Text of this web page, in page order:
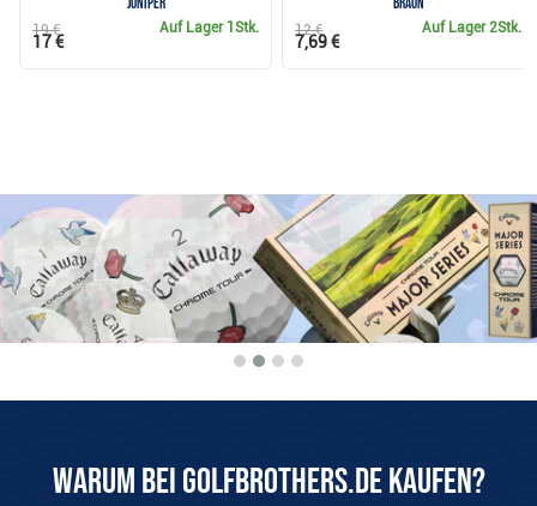
Auf Lager 1Stk.
19 €
17 €
Auf Lager2Stk.
12 €
7,69 €
Warum bei Golfbrothers.de kaufen?